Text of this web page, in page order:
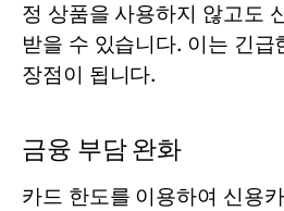
정 상품을 사용하지 않고도
받을 수 있습니다. 이는 긴급
장점이 됩니다.
금융 부담 완화
카드 한도를 이용하여 신용